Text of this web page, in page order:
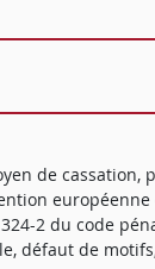
de cassation,
2 du code
défaut de